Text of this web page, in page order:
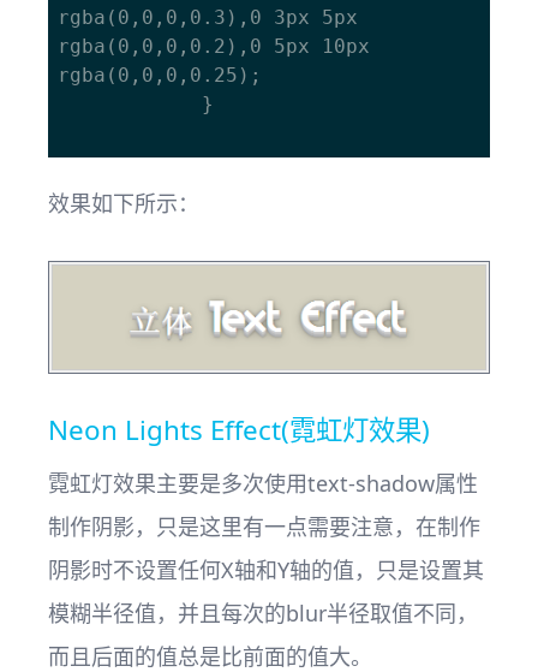
rgba(0,0,0,0.3),0 3px 5px
rgba(0,0,0,0.2),0 5px 10px
rgba(0,0,0,0.25);
效果如下所示：
Neon Lights Effect(霓虹灯效果)
霓虹灯效果主要是多次使用text-shadow属性
制作阴影，只是这里有一点需要注意，在制作
阴影时不设置任何X轴和Y轴的值，只是设置其
模糊半径值，并且每次的blur半径取值不同，
而且后面的值总是比前面的值大。